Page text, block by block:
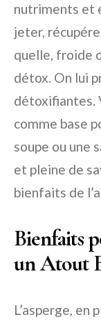
nutriments et
jeter,
quelle, froide
détox. On lui
détoxifiantes.
comme base
soupe ou une
et pleine de
bienfaits de
Bienfaits
un Atout
L’asperge, en